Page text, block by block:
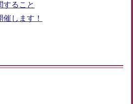
すること
します！